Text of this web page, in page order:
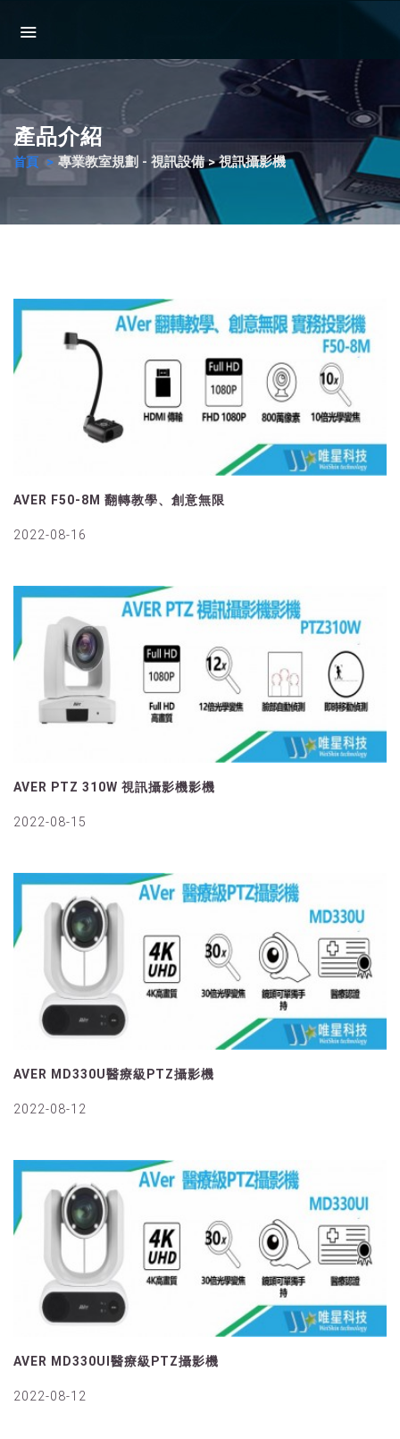
產品介紹
首頁 專業教室規劃 - 視訊設備 > 視訊攝影機
AVER F50-8M 翻轉教學、創意無限
2022-08-16
AVER PTZ 310W 視訊攝影機影機
2022-08-15
AVER MD330U醫療級PTZ攝影機
2022-08-12
AVER MD330UI醫療級PTZ攝影機
2022-08-12